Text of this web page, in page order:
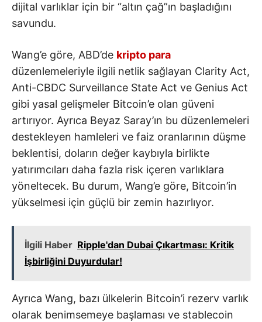
dijital varlıklar için bir “altın çağ”ın başladığını
savundu.
Wang’e göre, ABD’de kripto para
düzenlemeleriyle ilgili netlik sağlayan Clarity Act,
Anti-CBDC Surveillance State Act ve Genius Act
gibi yasal gelişmeler Bitcoin’e olan güveni
artırıyor. Ayrıca Beyaz Saray’ın bu düzenlemeleri
destekleyen hamleleri ve faiz oranlarının düşme
beklentisi, doların değer kaybıyla birlikte
yatırımcıları daha fazla risk içeren varlıklara
yöneltecek. Bu durum, Wang’e göre, Bitcoin’in
yükselmesi için güçlü bir zemin hazırlıyor.
İlgili Haber Ripple'dan Dubai Çıkartması: Kritik
İşbirliğini Duyurdular!
Ayrıca Wang, bazı ülkelerin Bitcoin’i rezerv varlık
olarak benimsemeye başlaması ve stablecoin